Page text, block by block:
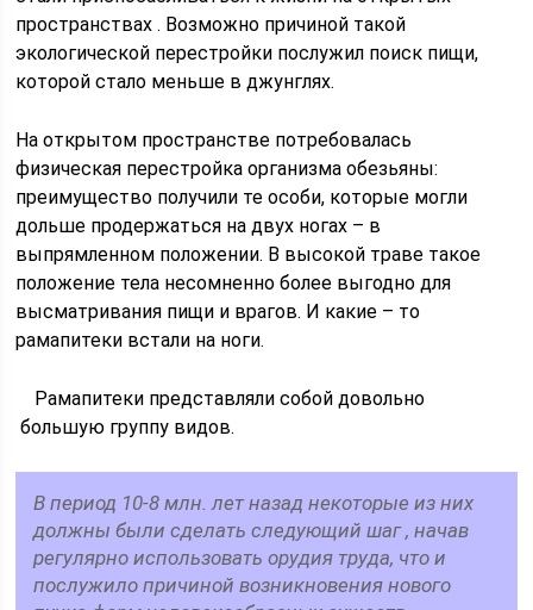
пространствах . Возможно причиной такой
экологической перестройки послужил поиск пищи,
которой стало меньше в джунглях.
На открытом пространстве потребовалась
физическая перестройка организма обезьяны:
преимущество получили те особи, которые могли
дольше продержаться на двух ногах – в
выпрямленном положении. В высокой траве такое
положение тела несомненно более выгодно для
высматривания пищи и врагов. И какие – то
рамапитеки встали на ноги.
Рамапитеки представляли собой довольно
большую группу видов.
В период 10-8 млн. лет назад некоторые из них
должны были сделать следующий шаг , начав
регулярно использовать орудия труда, что и
послужило причиной возникновения нового